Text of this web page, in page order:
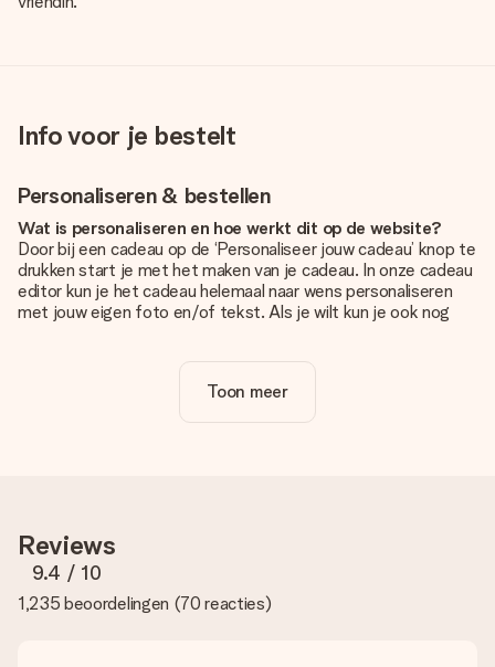
Info voor je bestelt
Personaliseren & bestellen
Wat is personaliseren en hoe werkt dit op de website?
Door bij een cadeau op de ‘Personaliseer jouw cadeau’ knop te
drukken start je met het maken van je cadeau. In onze cadeau
editor kun je het cadeau helemaal naar wens personaliseren
met jouw eigen foto en/of tekst. Als je wilt kun je ook nog
Is personalisatie in de prijs inbegrepen?
De prijs die op de website wordt getoond is inclusief de
te gebruiken. Als je niet zeker bent over de kwaliteit van je
foto, neem dan contact op met onze klantenservice en stuur
je foto mee met het cadeau dat je wilt bestellen. Zij kunnen
de kwaliteit dan voor je controleren!
Toon meer
Reviews
9.4 / 10
1,235 beoordelingen (70 reacties)